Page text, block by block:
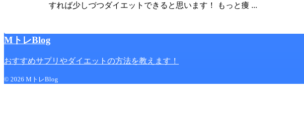
すれば少しづつダイエットできると思います！ もっと痩 ...
MトレBlog
おすすめサプリやダイエットの方法を教えます！
© 2026 MトレBlog